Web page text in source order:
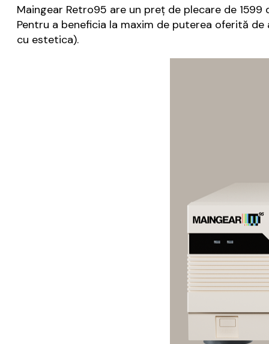
Maingear Retro95 are un preţ de plecare de
Pentru a beneficia la maxim de puterea oferită
cu estetica).